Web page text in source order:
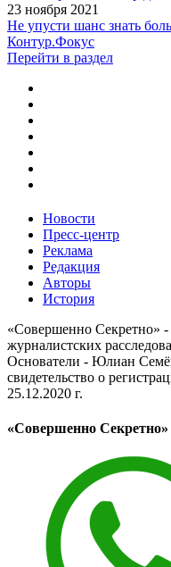
23 ноября 2021
Не упусти шанс знать
Контур.Фокус
Перейти в раздел
Новости
Пресс-центр
Реклама
Редакция
Авторы
История
«Совершенно Секретно»
журналистских
Основатели - Юлиан
свидетельство о
25.12.2020 г.
«Совершенно